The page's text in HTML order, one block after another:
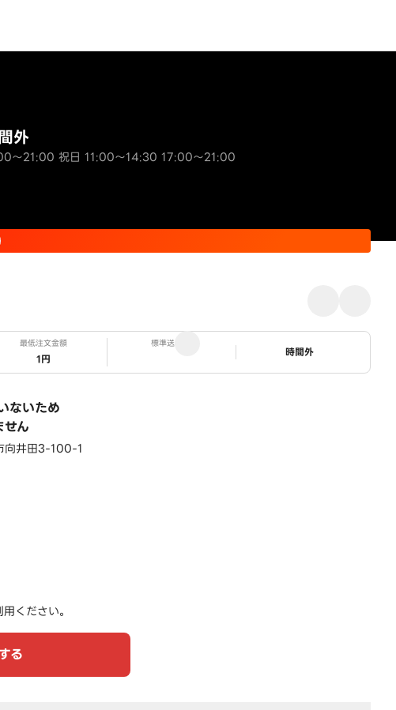
外
～21:00 祝日 11:00～14:30 17:00～21:00
最低注文金額
1円
標準送料
ステータス
時間外
ないため
せん
向井田3-100-1
ください。
る